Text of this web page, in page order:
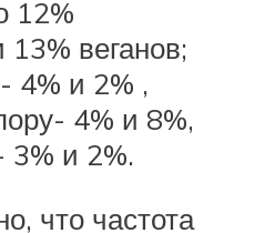
12%
13% веганов;
4% и 2% ,
4% и 8%,
3% и 2%.
что частота